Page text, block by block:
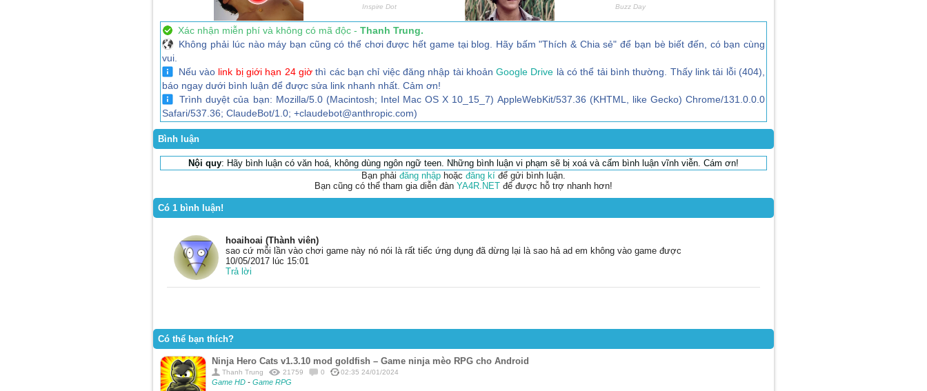
Xác nhận miễn phí và không có mã độc - Thanh Trung.
Không phải lúc nào máy bạn cũng có thể chơi được hết game tại blog. Hãy bấm "Thích & Chia sẻ" để bạn bè biết đến, có bạn cùng
vui.
Nếu vào link bị giới hạn 24 giờthì các bạn chỉ việc đăng nhập tài khoảnGoogle Drive là có thể tải bình thường. Thấy link tải lỗi (404),
báo ngay dưới bình luận để được sửa link nhanh nhất. Cảm ơn!
Trình duyệt của bạn: Mozilla/5.0 (Macintosh; Intel Mac OS X 10_15_7) AppleWebKit/537.36 (KHTML, like Gecko) Chrome/131.0.0.0
Safari/537.36; ClaudeBot/1.0; +claudebot@anthropic.com)
Bình luận
Nội quy: Hãy bình luận có văn hoá, không dùng ngôn ngữ teen. Những bình luận vi phạm sẽ bị xoá và cấm bình luận vĩnh viễn. Cám ơn!
Bạn phải đăng nhập hoặc đăng kí để gửi bình luận.
Bạn cũng có thể tham gia diễn đàn YA4R.NET để được hỗ trợ nhanh hơn!
Có 1 bình luận!
hoaihoai (Thành viên)
sao cứ mỗi lần vào chơi game này nó nói là rất tiếc ứng dụng đã dừng lại là sao hả ad em không vào game được
10/05/2017 lúc 15:01
Trả lời
Có thể bạn thích?
Ninja Hero Cats v1.3.10 mod goldfish – Game ninja mèo RPG cho Android
Thanh Trung 21759 0 02:35 24/01/2024
Game HD - Game RPG